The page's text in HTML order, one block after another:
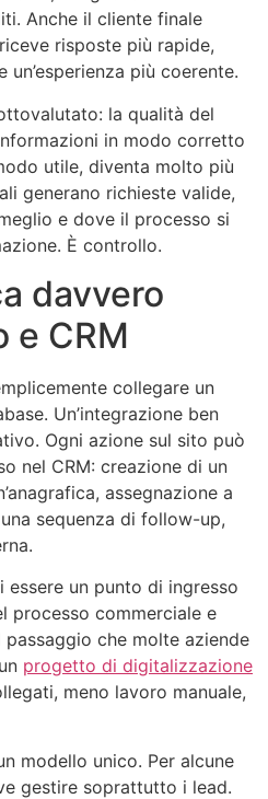
Anche il cliente finale
risposte più rapide,
più coerente.
la qualità del
in modo corretto
utile, diventa molto più
generano richieste valide,
e dove il processo si
È controllo.
davvero
e CRM
collegare un
Un’integrazione ben
Ogni azione sul sito può
nel CRM: creazione di un
assegnazione a
sequenza di follow-up,
un punto di ingresso
processo commerciale e
che molte aziende
progetto di digitalizzazione
meno lavoro manuale,
modello unico. Per alcune
gestire soprattutto i lead.